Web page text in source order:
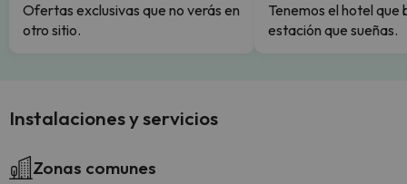
Ofertas exclusivas que no verás en
otro sitio.
Tenemos el hotel que
estación que sueñas.
Instalaciones y servicios
Zonas comunes